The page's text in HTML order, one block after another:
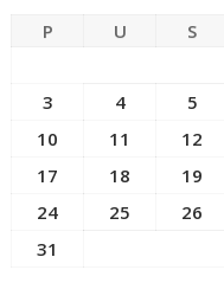
P U S
3
4 5
10
11 12
17
18 19
24
25 26
31